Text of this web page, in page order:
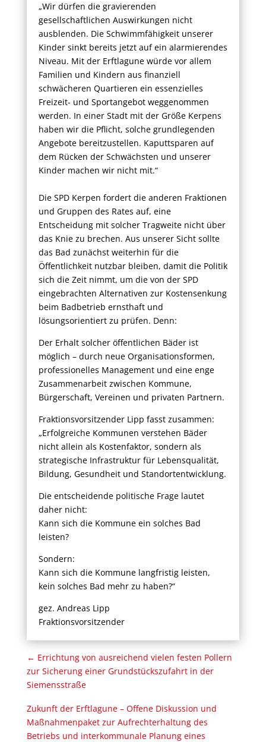
„Wir dürfen die gravierenden
gesellschaftlichen Auswirkungen nicht
ausblenden. Die Schwimmfähigkeit unserer
Kinder sinkt bereits jetzt auf ein alarmierendes
Niveau. Mit der Erftlagune würde vor allem
Familien und Kindern aus finanziell
schwächeren Quartieren ein essenzielles
Freizeit- und Sportangebot weggenommen
werden. In einer Stadt mit der Größe Kerpens
haben wir die Pflicht, solche grundlegenden
Angebote bereitzustellen. Kaputtsparen auf
dem Rücken der Schwächsten und unserer
Kinder machen wir nicht mit.“
Die SPD Kerpen fordert die anderen Fraktionen
und Gruppen des Rates auf, eine
Entscheidung mit solcher Tragweite nicht über
das Knie zu brechen. Aus unserer Sicht sollte
das Bad zunächst weiterhin für die
Öffentlichkeit nutzbar bleiben, damit die Politik
sich die Zeit nimmt, um die von der SPD
eingebrachten Alternativen zur Kostensenkung
beim Badbetrieb ernsthaft und
lösungsorientiert zu prüfen. Denn:
Der Erhalt solcher öffentlichen Bäder ist
möglich – durch neue Organisationsformen,
professionelles Management und eine enge
Zusammenarbeit zwischen Kommune,
Bürgerschaft, Vereinen und privaten Partnern.
Fraktionsvorsitzender Lipp fasst zusammen:
„Erfolgreiche Kommunen verstehen Bäder
nicht allein als Kostenfaktor, sondern als
strategische Infrastruktur für Lebensqualität,
Bildung, Gesundheit und Standortentwicklung.
Die entscheidende politische Frage lautet
daher nicht:
Kann sich die Kommune ein solches Bad
leisten?
Sondern:
Kann sich die Kommune langfristig leisten,
kein solches Bad mehr zu haben?“
gez. ­Andreas Lipp
Fraktionsvorsitzender
← Errichtung von ausreichend vielen festen Pollern
zur Sicherung einer Grundstückszufahrt in der
Siemensstraße
Zukunft der Erftlagune – Offene Diskussion und
Maßnahmenpaket zur Aufrechterhaltung des
Betriebs und interkommunale Planung eines